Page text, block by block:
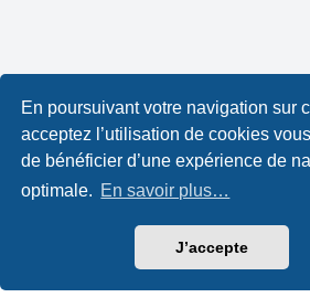
En poursuivant votre navigation sur
acceptez l’utilisation de cookies
de bénéficier d’une expérience de
optimale. En savoir plus…
J’accepte
Développé parphpBB® Forum
Leenoz.com
Traduction française officielle©
|Conditions|Fuseau